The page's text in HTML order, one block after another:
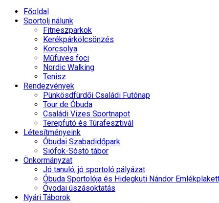
Főoldal
Sportolj nálunk
Fitneszparkok
Kerékpárkölcsönzés
Korcsolya
Műfüves foci
Nordic Walking
Tenisz
Rendezvények
Pünkösdfürdői Családi Futónap
Tour de Óbuda
Családi Vizes Sportnapot
Terepfutó és Túrafesztivál
Létesítményeink
Óbudai Szabadidőpark
Siófok-Sóstó tábor
Önkormányzat
Jó tanuló, jó sportoló pályázat
Óbuda Sportolója és Hidegkuti Nándor
Óvodai úszásoktatás
Nyári Táborok